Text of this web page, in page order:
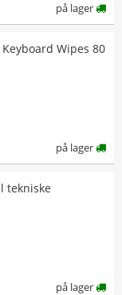
på lager
Wipes 80
på lager
tekniske
på lager